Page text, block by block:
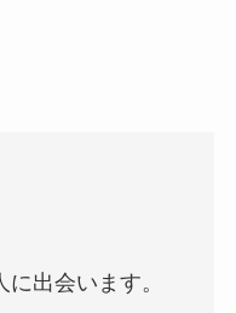
出会います。